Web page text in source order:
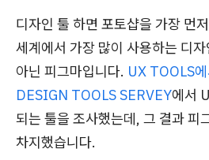
디자인 툴 하면 포토샵을 가장 먼
세계에서 가장 많이 사용하는 디
아닌 피그마입니다. UX TOOLS
DESIGN TOOLS SERVEY에서
되는 툴을 조사했는데, 그 결과 피
차지했습니다.